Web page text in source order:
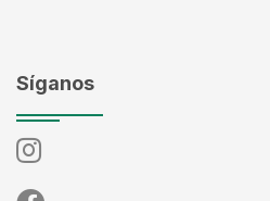
Síganos